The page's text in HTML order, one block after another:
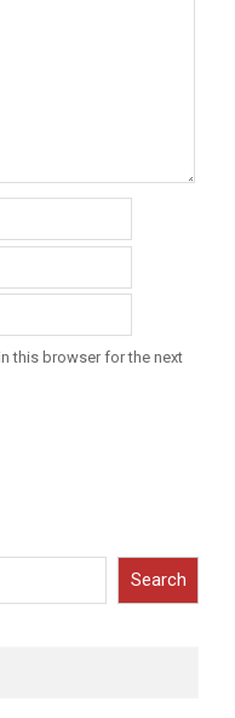
this browser for the next
Search